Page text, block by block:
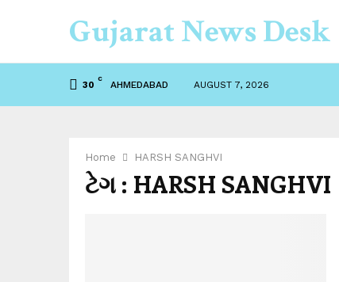
Gujarat News Desk
30
C
AHMEDABAD AUGUST 7, 2026
Home HARSH SANGHVI
ટેગ : HARSH SANGHVI